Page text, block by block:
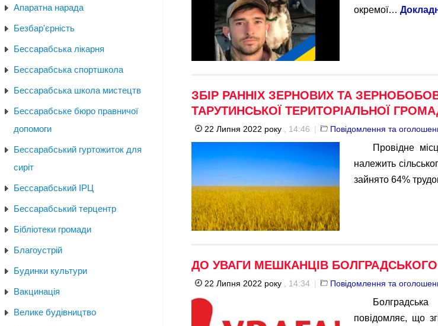
окремої…
ЗБІР РАННІХ ЗЕРНОВИХ ТА
ТАРУТИНСЬКОЇ ТЕРИТОРІАЛЬНОЇ
22 Липня 2022 року , 14:46 | Повідомлення та
Провідне
належить
зайнято 64%
ДО УВАГИ МЕШКАНЦІВ
22 Липня 2022 року , 14:34 | Повідомлення та
повідомляє, що
Апаратна нарада
Безбар'єрність
Бессарабська лікарня
Бессарабська спортшкола
Бессарабська школа мистецтв
Бессарабське бюро правничої
допомоги
Бессарабський гуртожиток для
сиріт
Бессарабський ІРЦ
Бессарабський терцентр
Бібліотеки громади
Благоустрій
Будинки культури
Вакцинація
Велике будівництво